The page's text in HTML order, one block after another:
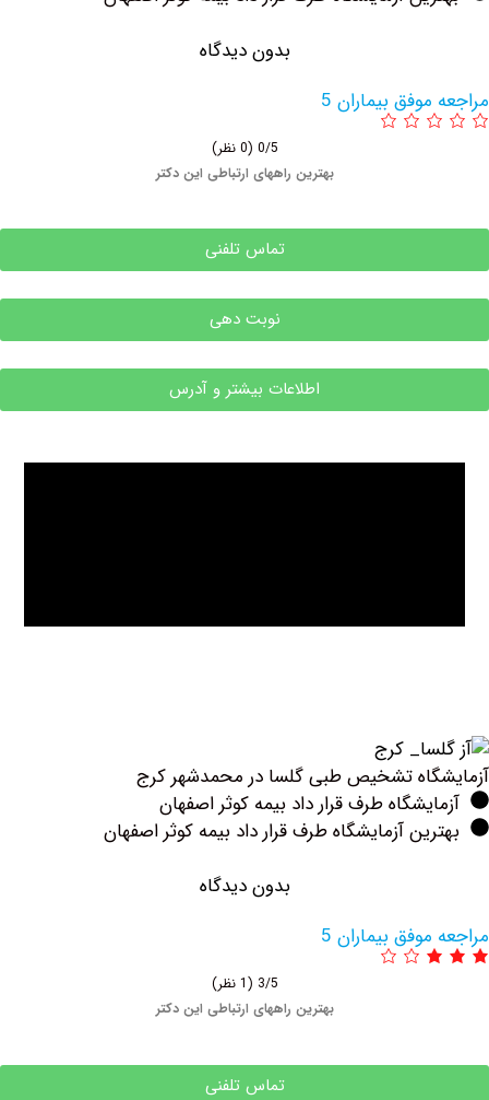
بدون دیدگاه
بیماران 5
بهترین راههای ارتباطی این دکتر
تماس تلفنی
نوبت دهی
اطلاعات بیشتر و آدرس
تشخیص طبی گلسا در محمدشهر کرج
طرف قرار داد بیمه کوثر اصفهان
آزمایشگاه طرف قرار داد بیمه کوثر اصفهان
بدون دیدگاه
بیماران 5
بهترین راههای ارتباطی این دکتر
تماس تلفنی